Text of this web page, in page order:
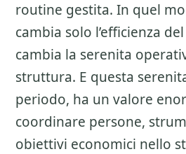
routine gestita. In quel
cambia solo l’efficienza
cambia la serenita
struttura. E questa
periodo, ha un valore
coordinare persone,
obiettivi economici nello